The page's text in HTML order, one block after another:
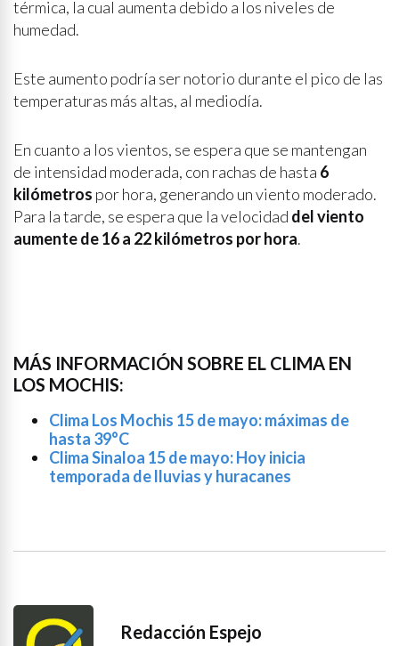
térmica, la cual aumenta debido a los niveles de
humedad.
Este aumento podría ser notorio durante el pico de las
temperaturas más altas, al mediodía.
En cuanto a los vientos, se espera que se mantengan
de intensidad moderada, con rachas de hasta 6
kilómetros por hora, generando un viento moderado.
Para la tarde, se espera que la velocidad del viento
aumente de 16 a 22 kilómetros por hora.
MÁS INFORMACIÓN SOBRE EL CLIMA EN
LOS MOCHIS:
Clima Los Mochis 15 de mayo: máximas de
hasta 39°C
Clima Sinaloa 15 de mayo: Hoy inicia
temporada de lluvias y huracanes
Redacción Espejo